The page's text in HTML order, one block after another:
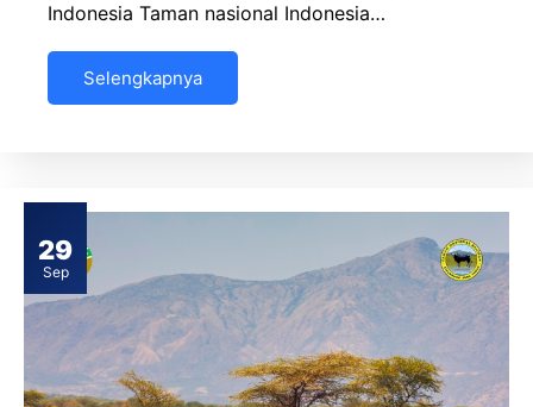
Indonesia Taman nasional Indonesia…
Selengkapnya
29
Sep